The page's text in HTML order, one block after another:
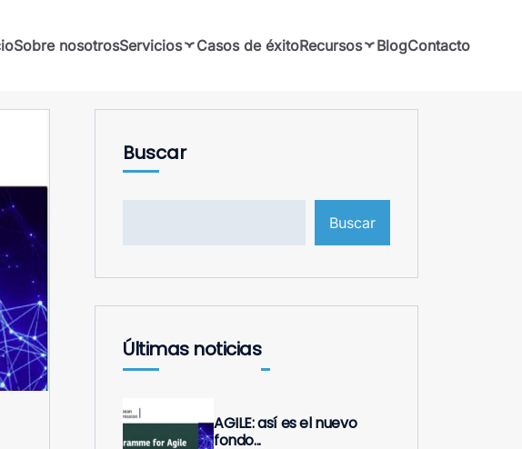
Sobre nosotrosServicios Casos de éxitoRecursos BlogContacto
Buscar
Buscar
Últimas noticias
AGILE: así es el nuevo
fondo...